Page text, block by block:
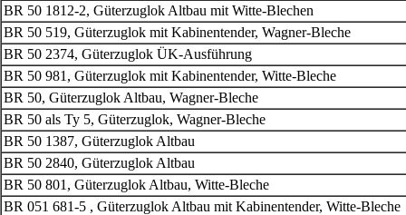
BR 50 1812-2, Güterzuglok Altbau mit Witte-Blechen
BR 50 519, Güterzuglok mit Kabinentender, Wagner-Bleche
BR 50 2374, Güterzuglok ÜK-Ausführung
BR 50 981, Güterzuglok mit Kabinentender, Witte-Bleche
BR 50, Güterzuglok Altbau, Wagner-Bleche
BR 50 als Ty 5, Güterzuglok, Wagner-Bleche
BR 50 1387, Güterzuglok Altbau
BR 50 2840, Güterzuglok Altbau
BR 50 801, Güterzuglok Altbau, Witte-Bleche
BR 051 681-5 , Güterzuglok Altbau mit Kabinentender, Witte-Bleche